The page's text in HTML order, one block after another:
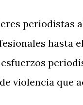
periodistas
hasta
esfuerzos
violencia que